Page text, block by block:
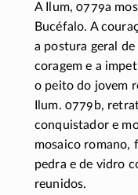
A Ilum, 0779a
Bucéfalo. A
a postura geral
coragem e a
o peito do jovem
Ilum. 0779b,
conquistador e
mosaico romano,
pedra e de vidro
reunidos.